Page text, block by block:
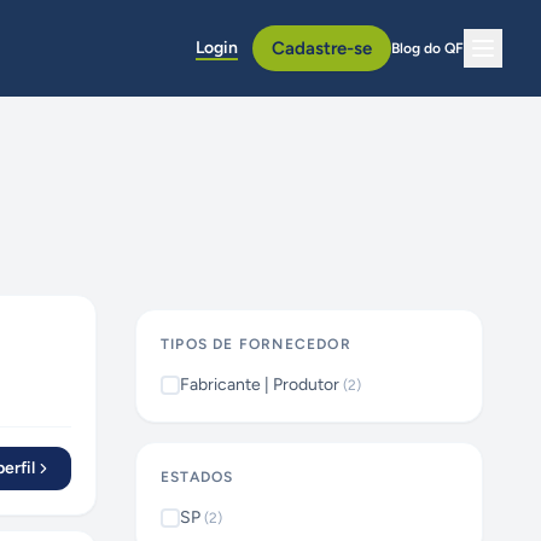
Login Cadastre-se Blog do QF
TIPOS DE FORNECEDOR
Fabricante | Produtor (2)
ESTADOS
SP (2)